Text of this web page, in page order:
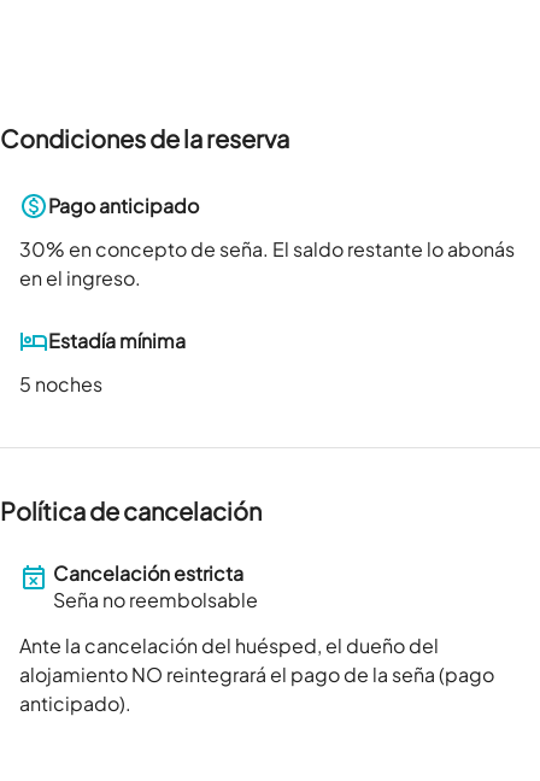
Condiciones de la reserva
Pago anticipado
30% en concepto de seña. El saldo restante lo abonás
en el ingreso.
Estadía mínima
5 noches
Política de cancelación
Cancelación estricta
Seña no reembolsable
Ante la cancelación del huésped, el dueño del
alojamiento NO reintegrará el pago de la seña (pago
anticipado).